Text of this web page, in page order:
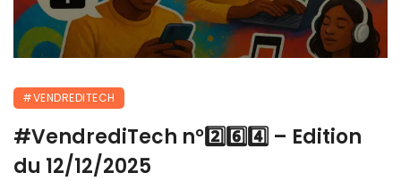
#VENDREDITECH
#VendrediTech n°2️⃣6️⃣4️⃣ – Edition
du 12/12/2025